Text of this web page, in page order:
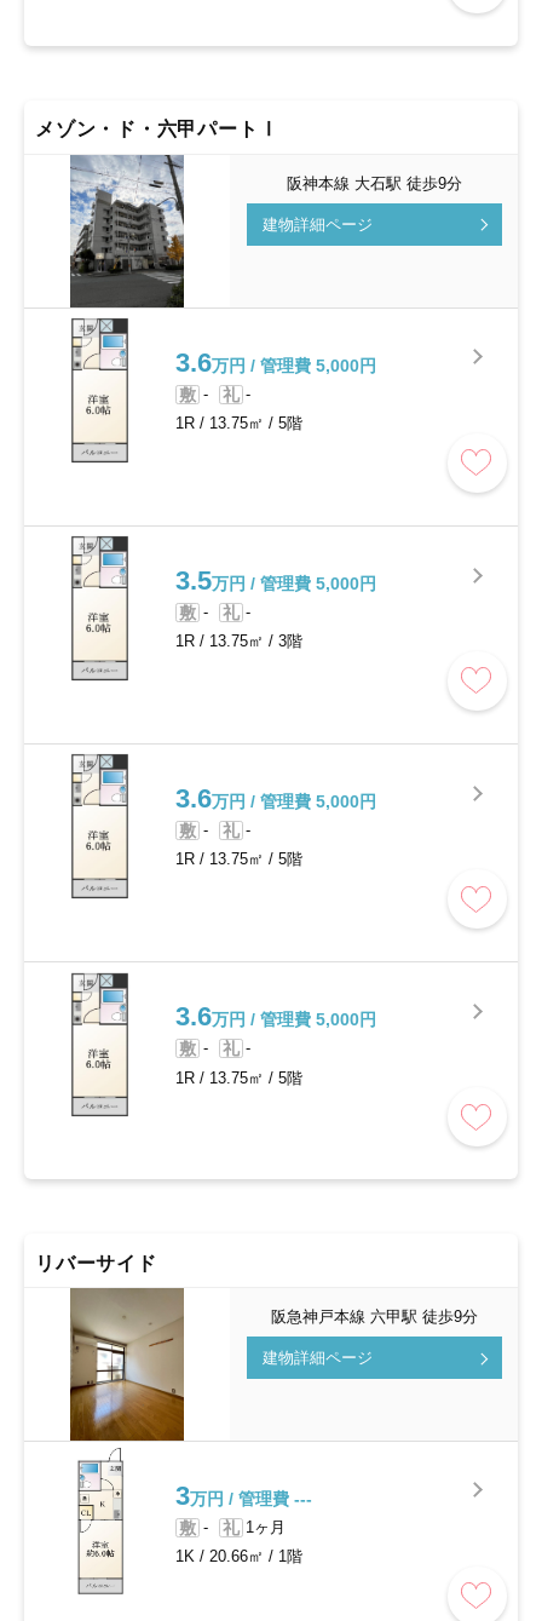
メゾン・ド・六甲パートⅠ
阪神本線 大石駅 徒歩9分
建物詳細ページ
3.6万円 / 管理費 5,000円
敷 - 礼 -
1R/ 13.75㎡/ 5階
3.5万円 / 管理費 5,000円
敷 - 礼 -
1R/ 13.75㎡/ 3階
3.6万円 / 管理費 5,000円
敷 - 礼 -
1R/ 13.75㎡/ 5階
3.6万円 / 管理費 5,000円
敷 - 礼 -
1R/ 13.75㎡/ 5階
リバーサイド
阪急神戸本線 六甲駅 徒歩9分
建物詳細ページ
3万円 / 管理費 ---
敷 - 礼 1ヶ月
1K/ 20.66㎡/ 1階